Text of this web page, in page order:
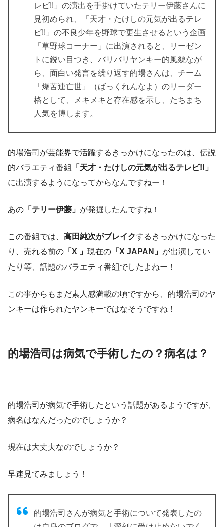
レビ!!」の演出を手掛けていたテリー伊藤さんに
見初められ、「天才・たけしの元気が出るテレ
ビ!!」の不良少年を野球で更生させるという企画
「草野球コーナー」に出演されると、リーゼン
トに鋭い目つき、バリバリヤンキー的風貌なが
ら、面白い発言を繰り返す的場さんは、チーム
「爆苦連亡世」（ばっくれんなよ）のリーダー
格として、メキメキと存在感を示し、たちまち
人気を博します。
的場浩司が芸能界で活躍するきっかけになったのは、伝説
的バラエティ番組
「天才・たけしの元気が出るテレビ!!」
に出演するようになってからなんですねー！
あの 「テリー伊藤」 が発掘したんですね！
この番組では、 高田純次がブレイクするきっかけになった
り、売れる前の 「X 」 現在の 「X JAPAN」 が出演してい
たり等、話題のバラエティ番組でしたよねー！
この事からもまだ素人感満載の頃ですから、的場浩司のヤ
ンキーは作られたヤンキーではなそうですね！
的場浩司は病気で手術したの？病名は？
的場浩司が病気で手術したという話題があるようですが、
病名はなんだったのでしょうか？
現在は大丈夫なのでしょうか？
早速見てみましょう！
的場浩司さんが病気と手術について発表したの